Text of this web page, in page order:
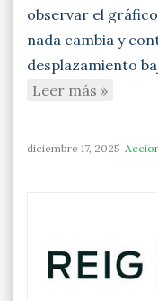
observar el
nada cambia y
desplazamiento
Leer más »
diciembre 17, 2025